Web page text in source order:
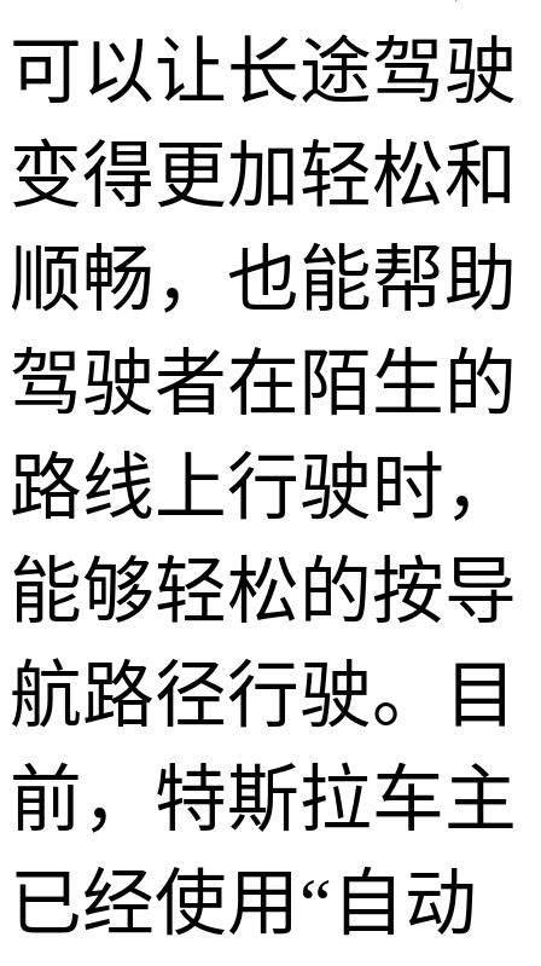
可以让长途驾驶
变得更加轻松和
顺畅，也能帮助
驾驶者在陌生的
路线上行驶时，
能够轻松的按导
航路径行驶。目
前，特斯拉车主
已经使用“自动